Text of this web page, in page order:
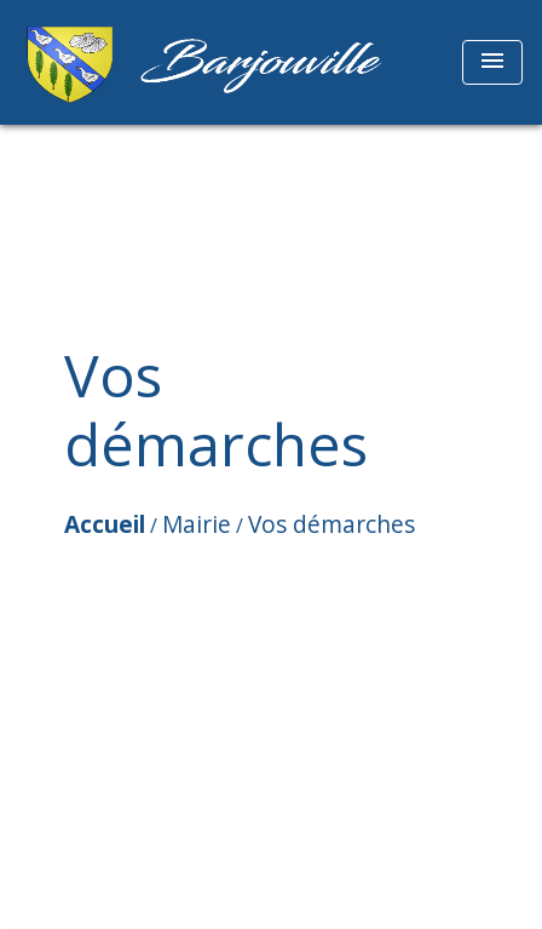
menu
Vos
démarches
Accueil / Mairie /Vos démarches